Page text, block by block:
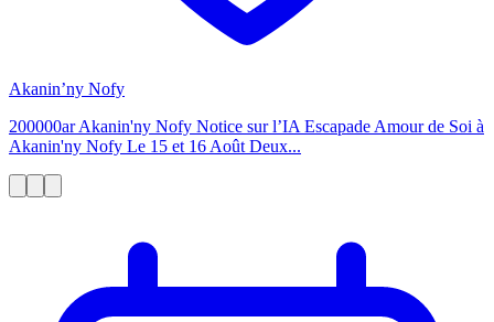
Akanin’ny Nofy
200000ar Akanin'ny Nofy Notice sur l’IA Escapade Amour de Soi à
Akanin'ny Nofy Le 15 et 16 Août Deux...